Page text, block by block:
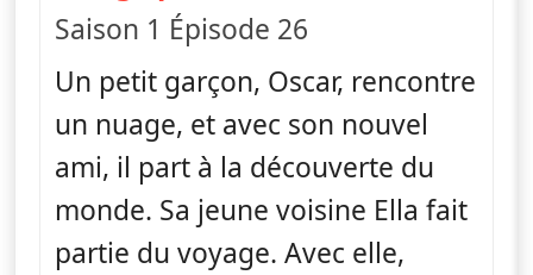
Saison 1 Épisode 26
Un petit garçon, Oscar, rencontre
un nuage, et avec son nouvel
ami, il part à la découverte du
monde. Sa jeune voisine Ella fait
partie du voyage. Avec elle,